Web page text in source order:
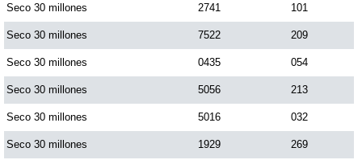
Paisita Noche
Paisita 3
Pick 3 Día
Seco 30 millones 2741 101
Seco 30 millones 7522 209
Seco 30 millones 0435 054
Seco 30 millones 5056 213
Seco 30 millones 5016 032
Seco 30 millones 1929 269